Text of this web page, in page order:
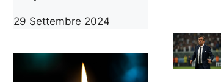
29 Settembre 2024